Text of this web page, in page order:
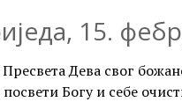
15.
Дева свог
Богу и себе